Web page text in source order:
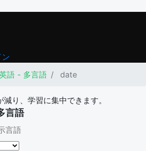
ン
語 - 多言語 date
り、学習に集中できます。
言語
言語